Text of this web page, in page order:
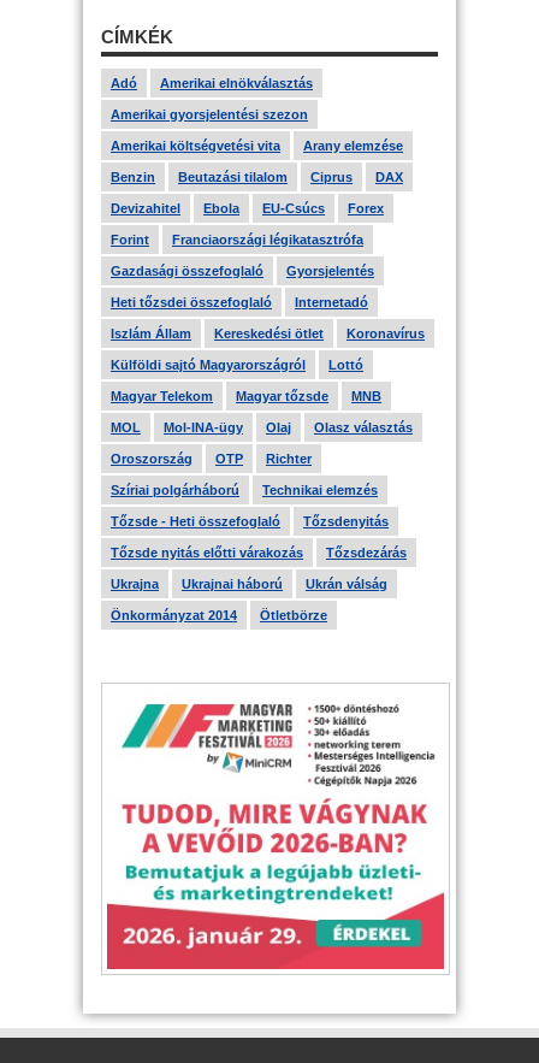
CÍMKÉK
Adó Amerikai elnökválasztás
Amerikai gyorsjelentési szezon
Amerikai költségvetési vita Arany elemzése
Benzin Beutazási tilalom Ciprus DAX
Devizahitel Ebola EU-Csúcs Forex
Forint Franciaországi légikatasztrófa
Gazdasági összefoglaló Gyorsjelentés
Heti tőzsdei összefoglaló Internetadó
Iszlám Állam Kereskedési ötlet Koronavírus
Külföldi sajtó Magyarországról Lottó
Magyar Telekom Magyar tőzsde MNB
MOL Mol-INA-ügy Olaj Olasz választás
Oroszország OTP Richter
Szíriai polgárháború Technikai elemzés
Tőzsde - Heti összefoglaló Tőzsdenyitás
Tőzsde nyitás előtti várakozás Tőzsdezárás
Ukrajna Ukrajnai háború Ukrán válság
Önkormányzat 2014 Ötletbörze